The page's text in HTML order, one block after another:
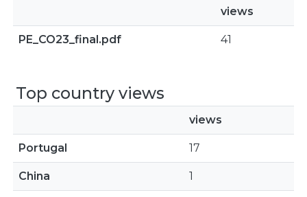
views
PE_CO23_final.pdf 41
Top country views
views
Portugal 17
China 1